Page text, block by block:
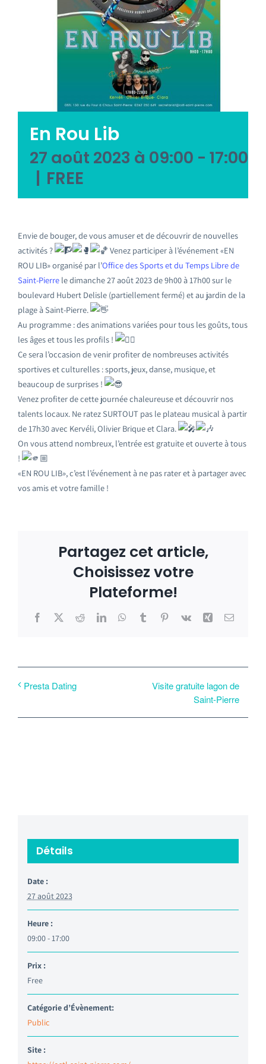
Emploi tourisme
En Rou Lib
27 août 2023 à 09:00 - 17:00
| FREE
Envie de bouger, de vous amuser et de découvrir de nouvelles
activités ?
Venez participer à l’événement «EN
ROU LIB» organisé par l’Office des Sports et du Temps Libre de
Saint-Pierre le dimanche 27 août 2023 de 9h00 à 17h00 sur le
boulevard Hubert Delisle (partiellement fermé) et au jardin de la
plage à Saint-Pierre.
Au programme : des animations variées pour tous les goûts, tous
les âges et tous les profils !
Ce sera l’occasion de venir profiter de nombreuses activités
sportives et culturelles : sports, jeux, danse, musique, et
beaucoup de surprises !
Venez profiter de cette journée chaleureuse et découvrir nos
talents locaux. Ne ratez SURTOUT pas le plateau musical à partir
de 17h30 avec Kervéli, Olivier Brique et Clara.
On vous attend nombreux, l’entrée est gratuite et ouverte à tous
!
«EN ROU LIB», c’est l’événement à ne pas rater et à partager avec
vos amis et votre famille !
Partagez cet article,
Choisissez votre
Plateforme!
Facebook
X RedditLinkedInWhatsApp
TumblrPinterest
Vk Xing Email
Presta Dating
Visite gratuite lagon de
Saint-Pierre
Détails
Date :
27 août 2023
Heure :
09:00 - 17:00
Prix :
Free
Catégorie d’Évènement:
Public
Site :